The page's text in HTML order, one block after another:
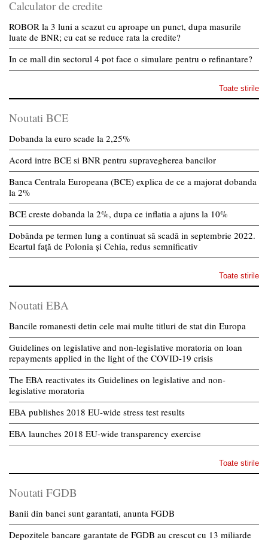
Calculator de credite
ROBOR la 3 luni a scazut cu aproape un punct, dupa masurile
luate de BNR; cu cat se reduce rata la credite?
In ce mall din sectorul 4 pot face o simulare pentru o refinantare?
Toate stirile
Noutati BCE
Dobanda la euro scade la 2,25%
Acord intre BCE si BNR pentru supravegherea bancilor
Banca Centrala Europeana (BCE) explica de ce a majorat dobanda
la 2%
BCE creste dobanda la 2%, dupa ce inflatia a ajuns la 10%
Dobânda pe termen lung a continuat să scadă in septembrie 2022.
Ecartul față de Polonia și Cehia, redus semnificativ
Toate stirile
Noutati EBA
Bancile romanesti detin cele mai multe titluri de stat din Europa
Guidelines on legislative and non-legislative moratoria on loan
repayments applied in the light of the COVID-19 crisis
The EBA reactivates its Guidelines on legislative and non-
legislative moratoria
EBA publishes 2018 EU-wide stress test results
EBA launches 2018 EU-wide transparency exercise
Toate stirile
Noutati FGDB
Banii din banci sunt garantati, anunta FGDB
Depozitele bancare garantate de FGDB au crescut cu 13 miliarde